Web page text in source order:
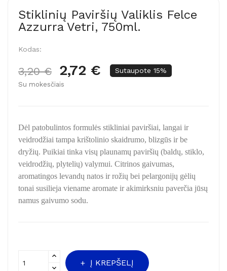
Stiklinių Paviršių Valiklis Felce
Azzurra Vetri, 750ml.
Kodas:
3,20 € 2,72 € Sutaupote 15%
Su mokesčiais
Dėl patobulintos formulės stikliniai paviršiai, langai ir
veidrodžiai tampa krištolinio skaidrumo, blizgūs ir be
dryžių. Puikiai tinka visų plaunamų paviršių (baldų, stiklo,
veidrodžių, plytelių) valymui. Citrinos gaivumas,
aromatingos levandų natos ir rožių bei pelargonijų gėlių
tonai susilieja viename aromate ir akimirksniu paverčia jūsų
namus gaivumo sodu.
Į KREPŠELĮ